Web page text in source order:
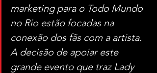
marketing para o Todo Mundo
no Rio estão focadas na
conexão dos fãs com a artista.
A decisão de apoiar este
grande evento que traz Lady